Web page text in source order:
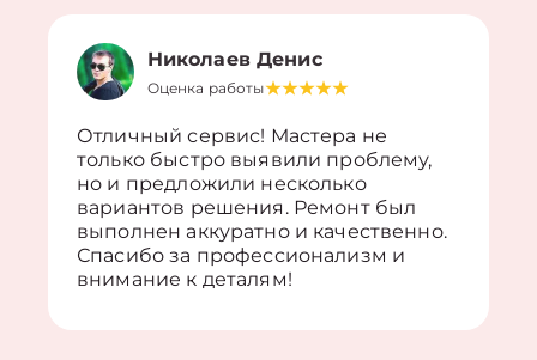
Николаев Денис
Оценка работы
Отличный сервис! Мастера не
только быстро выявили проблему,
но и предложили несколько
вариантов решения. Ремонт был
выполнен аккуратно и качественно.
Спасибо за профессионализм и
внимание к деталям!